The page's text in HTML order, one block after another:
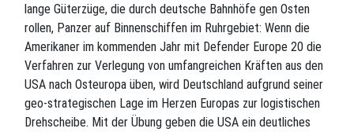
lange Güterzüge, die durch deutsche Bahnhöfe gen Osten
rollen, Panzer auf Binnenschiffen im Ruhrgebiet: Wenn die
Amerikaner im kommenden Jahr mit Defender Europe 20 die
Verfahren zur Verlegung von umfangreichen Kräften aus den
USA nach Osteuropa üben, wird Deutschland aufgrund seiner
geo-strategischen Lage im Herzen Europas zur logistischen
Drehscheibe. Mit der Übung geben die USA ein deutliches